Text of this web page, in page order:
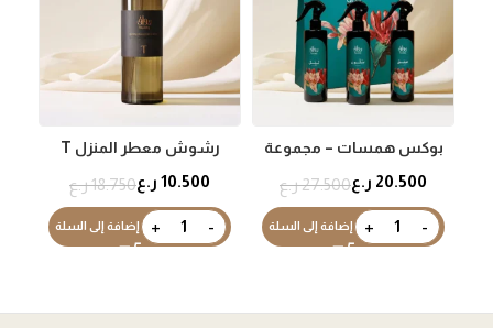
بوكس همسات – مجموعة
27.500ر.ع 20.500 ر.ع
إضافة إلى السلة
رشوش معطر المنزل T
18.750ر.ع 10.500 ر.ع
إضافة إلى السلة